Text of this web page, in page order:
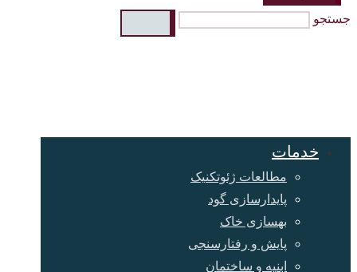
جستجو
خدمات
مطالعات ژئوتکنیک
پایدارسازی گود
بهسازی خاک
پایش و رفتارسنجی
ابنیه و ساختمان